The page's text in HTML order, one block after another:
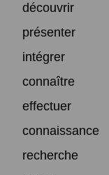
découvrir
présenter
intégrer
connaître
effectuer
connaissance
recherche